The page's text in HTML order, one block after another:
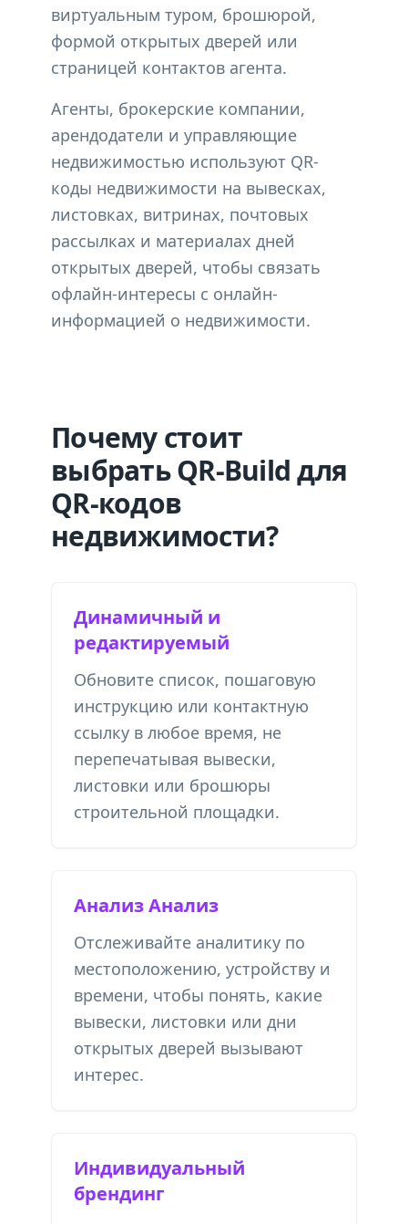
виртуальным туром, брошюрой,
формой открытых дверей или
страницей контактов агента.
Агенты, брокерские компании,
арендодатели и управляющие
недвижимостью используют QR-
коды недвижимости на вывесках,
листовках, витринах, почтовых
рассылках и материалах дней
открытых дверей, чтобы связать
офлайн-интересы с онлайн-
информацией о недвижимости.
Почему стоит
выбрать QR-Build для
QR-кодов
недвижимости?
Динамичный и
редактируемый
Обновите список, пошаговую
инструкцию или контактную
ссылку в любое время, не
перепечатывая вывески,
листовки или брошюры
строительной площадки.
Анализ Анализ
Отслеживайте аналитику по
местоположению, устройству и
времени, чтобы понять, какие
вывески, листовки или дни
открытых дверей вызывают
интерес.
Индивидуальный
брендинг